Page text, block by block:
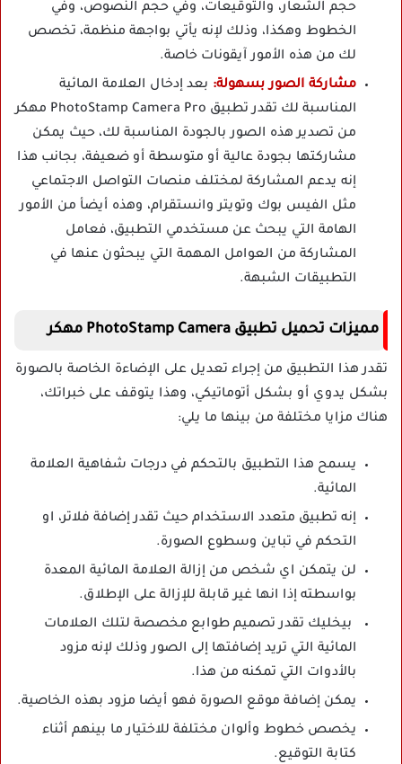
حجم الشعار، والتوقيعات، وفي حجم النصوص، وفي
الخطوط وهكذا، وذلك لإنه يأتي بواجهة منظمة، تخصص
لك من هذه الأمور آيقونات خاصة.
مشاركة الصور بسهولة: بعد إدخال العلامة المائية
المناسبة لك تقدر تطبيق PhotoStamp Camera Pro مهكر
من تصدير هذه الصور بالجودة المناسبة لك، حيث يمكن
مشاركتها بجودة عالية أو متوسطة أو ضعيفة، بجانب هذا
إنه يدعم المشاركة لمختلف منصات التواصل الاجتماعي
مثل الفيس بوك وتويتر وانستقرام، وهذه أيضأ من الأمور
الهامة التي يبحث عن مستخدمي التطبيق، فعامل
المشاركة من العوامل المهمة التي يبحثون عنها في
التطبيقات الشبهة.
مميزات تحميل تطبيق PhotoStamp Camera مهكر
تقدر هذا التطبيق من إجراء تعديل على الإضاءة الخاصة بالصورة
بشكل يدوي أو بشكل أتوماتيكي، وهذا يتوقف على خبراتك،
هناك مزايا مختلفة من بينها ما يلي:
يسمح هذا التطبيق بالتحكم في درجات شفاهية العلامة
المائية.
إنه تطبيق متعدد الاستخدام حيث تقدر إضافة فلاتر، او
التحكم في تباين وسطوع الصورة.
لن يتمكن اي شخص من إزالة العلامة المائية المعدة
بواسطته إذا انها غير قابلة للإزالة على الإطلاق.
بيخليك تقدر تصميم طوابع مخصصة لتلك العلامات
المائية التي تريد إضافتها إلى الصور وذلك لإنه مزود
بالأدوات التي تمكنه من هذا.
يمكن إضافة موقع الصورة فهو أيضا مزود بهذه الخاصية.
يخصص خطوط وألوان مختلفة للاختيار ما بينهم أثناء
كتابة التوقيع.